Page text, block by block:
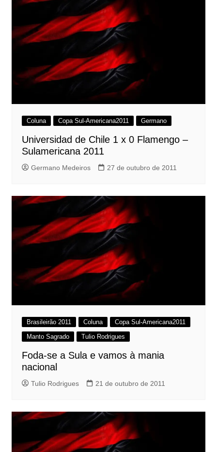
Coluna Copa Sul-Americana2011 Germano
Universidad de Chile 1 x 0 Flamengo –
Sulamericana 2011
Germano Medeiros 27 de outubro de 2011
Brasileirão 2011 Coluna
Copa Sul-Americana2011
Manto Sagrado
Tulio Rodrigues
Foda-se a Sula e vamos à mania
nacional
Tulio Rodrigues 21 de outubro de 2011